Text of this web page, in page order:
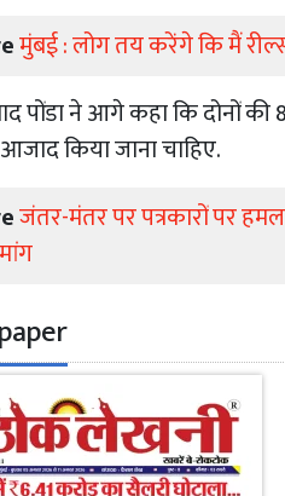
मुंबई : लोग तय करेंगे कि मैं
पोंडा ने आगे कहा कि दोनों की
किया जाना चाहिए.
जंतर-मंतर पर पत्रकारों पर